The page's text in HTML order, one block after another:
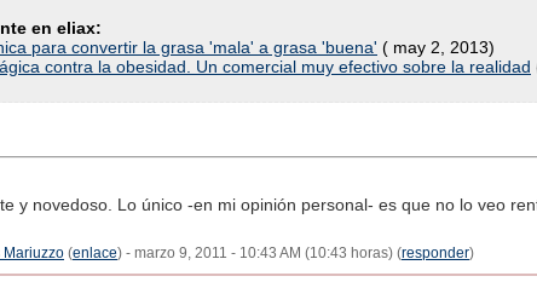
en eliax:
para convertir la grasa 'mala' a grasa 'buena' ( may 2, 2013)
contra la obesidad. Un comercial muy efectivo sobre la realidad
y novedoso. Lo único -en mi opinión personal- es que no lo veo
Mariuzzo (enlace) - marzo 9, 2011 - 10:43 AM (10:43 horas) (responder)